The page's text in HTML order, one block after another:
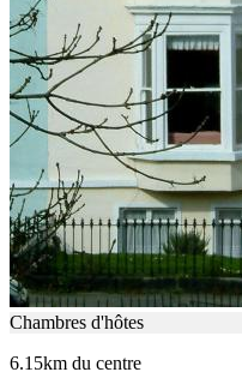
Chambres d'hôtes
6.15km du centre